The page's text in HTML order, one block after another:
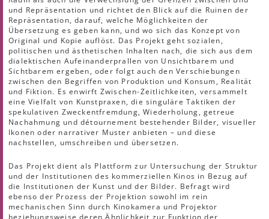
und Repräsentation und richtet den Blick auf die Ruinen der
Repräsentation, darauf, welche Möglichkeiten der
Übersetzung es geben kann, und wo sich das Konzept von
Original und Kopie auflöst. Das Projekt geht sozialen,
politischen und ästhetischen Inhalten nach, die sich aus dem
dialektischen Aufeinanderprallen von Unsichtbarem und
Sichtbarem ergeben, oder folgt auch den Verschiebungen
zwischen den Begriffen von Produktion und Konsum, Realität
und Fiktion. Es enwirft Zwischen-Zeitlichkeiten, versammelt
eine Vielfalt von Kunstpraxen, die singuläre Taktiken der
spekulativen Zweckentfremdung, Wiederholung, getreue
Nachahmung und détournement bestehender Bilder, visueller
Ikonen oder narrativer Muster anbieten – und diese
nachstellen, umschreiben und übersetzen.
Das Projekt dient als Plattform zur Untersuchung der Struktur
und der Institutionen des kommerziellen Kinos in Bezug auf
die Institutionen der Kunst und der Bilder. Befragt wird
ebenso der Prozess der Projektion sowohl im rein
mechanischen Sinn durch Kinokamera und Projektor
beziehungsweise deren Ähnlichkeit zur Funktion der